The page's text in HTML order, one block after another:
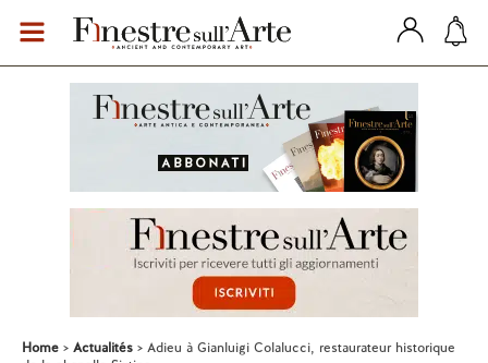
Home Actualités
Adieu à Gianluigi Colalucci, restaurateur historique